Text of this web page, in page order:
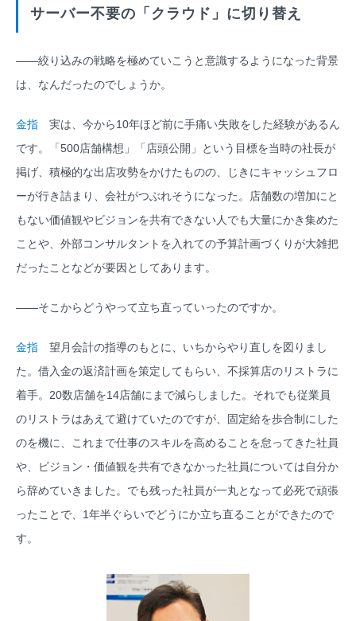
サーバー不要の「クラウド」に切り替え
――絞り込みの戦略を極めていこうと意識するようになった背景
は、なんだったのでしょうか。
金指 実は、今から10年ほど前に手痛い失敗をした経験があるん
です。「500店舗構想」「店頭公開」という目標を当時の社長が
掲げ、積極的な出店攻勢をかけたものの、じきにキャッシュフロ
ーが行き詰まり、会社がつぶれそうになった。店舗数の増加にと
もない価値観やビジョンを共有できない人でも大量にかき集めた
ことや、外部コンサルタントを入れての予算計画づくりが大雑把
だったことなどが要因としてあります。
――そこからどうやって立ち直っていったのですか。
金指 望月会計の指導のもとに、いちからやり直しを図りまし
た。借入金の返済計画を策定してもらい、不採算店のリストラに
着手。20数店舗を14店舗にまで減らしました。それでも従業員
のリストラはあえて避けていたのですが、固定給を歩合制にした
のを機に、これまで仕事のスキルを高めることを怠ってきた社員
や、ビジョン・価値観を共有できなかった社員については自分か
ら辞めていきました。でも残った社員が一丸となって必死で頑張
ったことで、1年半ぐらいでどうにか立ち直ることができたので
す。